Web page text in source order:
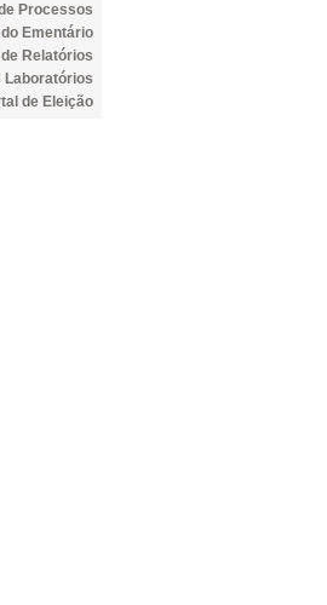
Processos
Ementário
Relatórios
Laboratórios
de Eleição